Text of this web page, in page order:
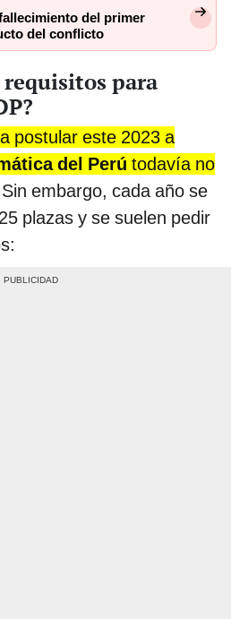
del primer
del conflicto
requisitos para
postular este 2023 a
del Perú todavía no
embargo, cada año se
plazas y se suelen pedir